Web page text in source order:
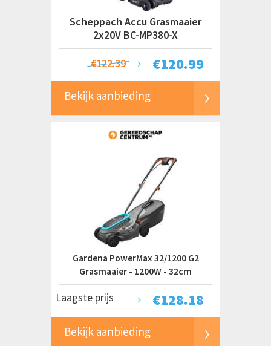
Prijs
€ 0 tot € 200
€ 200 tot € 500+
Scheppach Accu Grasmaaier
2x20V BC-MP380-X
€120.99
€122.39
Bekijk aanbieding
Gardena PowerMax 32/1200 G2
Grasmaaier - 1200W - 32cm
€128.18
Laagste prijs
Bekijk aanbieding